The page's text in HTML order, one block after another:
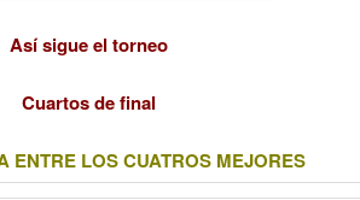
Así sigue el torneo
Cuartos de final
ENTRE LOS CUATROS MEJORES